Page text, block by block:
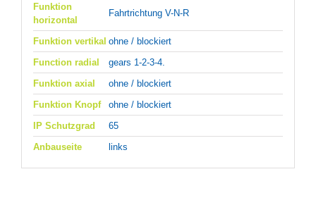
Funktion
horizontal
Fahrtrichtung V-N-R
Funktion vertikal ohne / blockiert
Function radial
gears 1-2-3-4.
Funktion axial
ohne / blockiert
Funktion Knopf
ohne / blockiert
IP Schutzgrad
65
Anbauseite
links